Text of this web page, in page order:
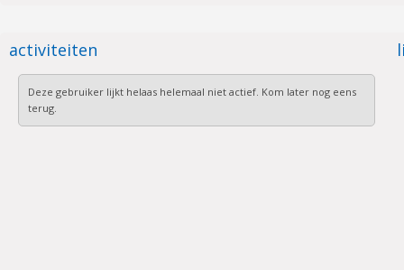
activiteiten
Deze gebruiker lijkt helaas helemaal niet actief. Kom later nog eens
terug.